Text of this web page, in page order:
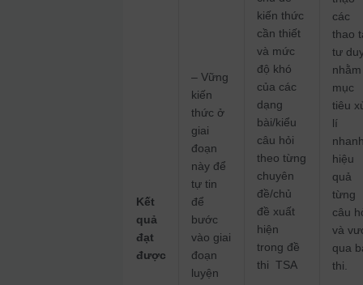
Kết
quả
đạt
được
– Vững
kiến
thức ở
giai
đoạn
này để
tự tin
để
bước
vào giai
đoạn
luyện
kiến thức
cần thiết
và mức
độ khó
của các
dạng
bài/kiểu
câu hỏi
theo từng
chuyên
đề/chủ
đề xuất
hiện
trong đề
thi TSA
các
thao
tư
nhằm
mục
tiêu
lí
hiệu
quả
từng
câu
và
qua
thi.